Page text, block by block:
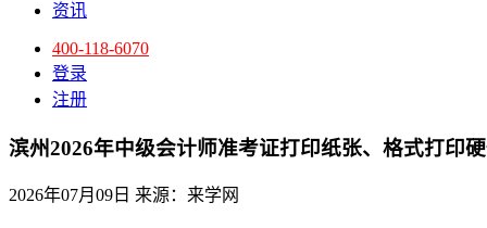
资讯
400-118-6070
登录
注册
滨州2026年中级会计师准考证打印纸张、格式打印
2026年07月09日 来源：来学网